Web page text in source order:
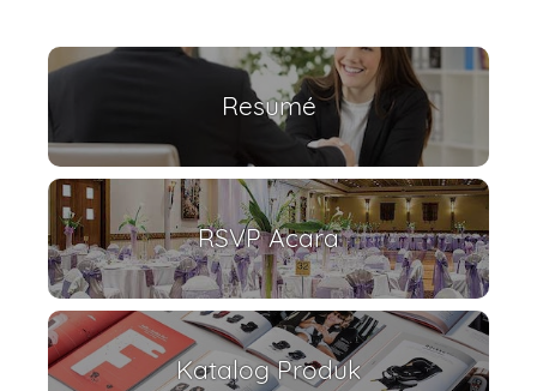
Resumé
RSVP Acara
Katalog Produk